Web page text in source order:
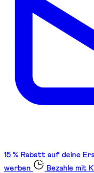
15 % Rabatt auf deine
werben
Bezahle mit